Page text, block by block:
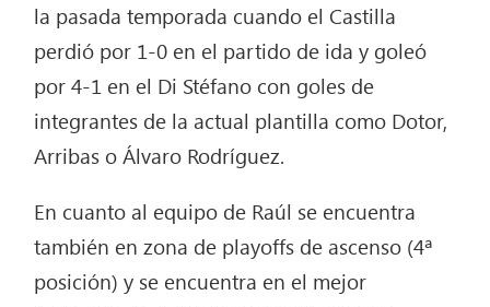
la pasada temporada cuando el Castilla
perdió por 1-0 en el partido de ida y goleó
por 4-1 en el Di Stéfano con goles de
integrantes de la actual plantilla como Dotor,
Arribas o Álvaro Rodríguez.
En cuanto al equipo de Raúl se encuentra
también en zona de playoffs de ascenso (4ª
posición) y se encuentra en el mejor